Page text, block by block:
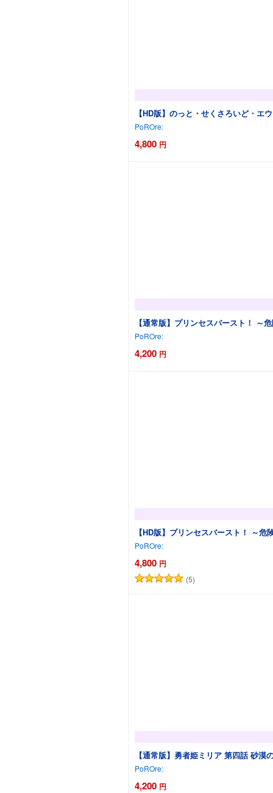
【HD版】のっと・せくさろいど・
PoROre:
4,800 円
【通常版】プリンセスバースト！ ～
PoROre:
4,200 円
【HD版】プリンセスバースト！ ～
PoROre:
4,800 円
(5)
【通常版】勇者姫ミリア 第四話 砂
PoROre:
4,200 円